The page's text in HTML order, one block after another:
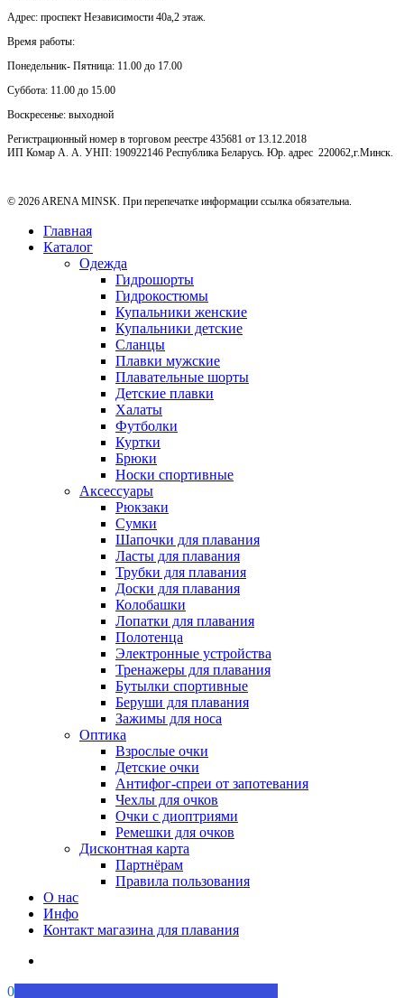
Адрес: проспект Независимости 40а,2 этаж.
Время работы:
Понедельник- Пятница: 11.00 до 17.00
Суббота: 11.00 до 15.00
Воскресенье: выходной
Регистрационный номер в торговом реестре 435681 от 13.12.2018
ИП Комар А. А. УНП: 190922146 Республика Беларусь. Юр. адрес 220062,г.Минск.
© 2026 ARENA MINSK. При перепечатке информации ссылка обязательна.
Главная
Каталог
Одежда
Гидрошорты
Гидрокостюмы
Купальники женские
Купальники детские
Сланцы
Плавки мужские
Плавательные шорты
Детские плавки
Халаты
Футболки
Куртки
Брюки
Носки спортивные
Аксессуары
Рюкзаки
Сумки
Шапочки для плавания
Ласты для плавания
Трубки для плавания
Доски для плавания
Колобашки
Лопатки для плавания
Полотенца
Электронные устройства
Тренажеры для плавания
Бутылки спортивные
Беруши для плавания
Зажимы для носа
Оптика
Взрослые очки
Детские очки
Антифог-спреи от запотевания
Чехлы для очков
Очки с диоптриями
Ремешки для очков
Дисконтная карта
Партнёрам
Правила пользования
О нас
Инфо
Контакт магазина для плавания
0